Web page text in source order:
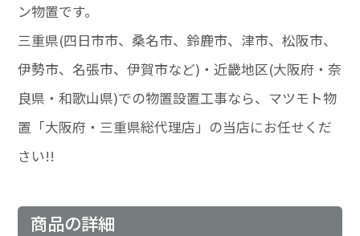
ン物置です。
三重県(四日市市、桑名市、鈴鹿市、津市、松阪市、
伊勢市、名張市、伊賀市など)・近畿地区(大阪府・奈
良県・和歌山県)での物置設置工事なら、マツモト物
置「大阪府・三重県総代理店」の当店にお任せくだ
さい!!
商品の詳細